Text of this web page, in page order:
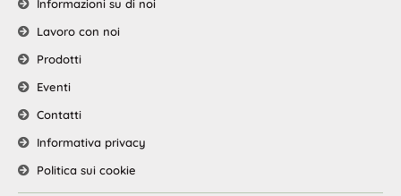
Informazioni su di noi
Lavoro con noi
Prodotti
Eventi
Contatti
Informativa privacy
Politica sui cookie